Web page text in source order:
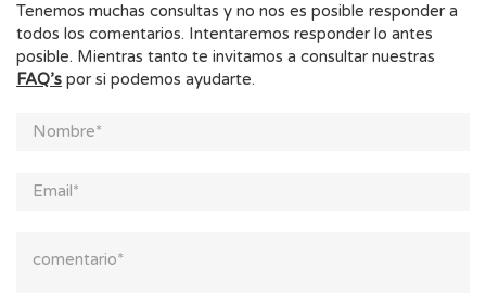
Tenemos muchas consultas y no nos es posible responder a
todos los comentarios. Intentaremos responder lo antes
posible. Mientras tanto te invitamos a consultar nuestras
FAQ’s por si podemos ayudarte.